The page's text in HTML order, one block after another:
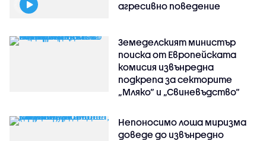
агресивно поведение
Земеделският министър
поиска от Европейската
комисия извънредна
подкрепа за секторите
„Мляко“ и „Свиневъдство“
Непоносимо лоша миризма
доведе до извънредно